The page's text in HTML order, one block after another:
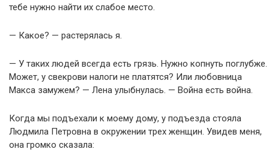
тебе нужно найти их слабое место.
— Какое? — растерялась я.
— У таких людей всегда есть грязь. Нужно копнуть поглубже.
Может, у свекрови налоги не платятся? Или любовница
Макса замужем? — Лена улыбнулась. — Война есть война.
Когда мы подъехали к моему дому, у подъезда стояла
Людмила Петровна в окружении трех женщин. Увидев меня,
она громко сказала: